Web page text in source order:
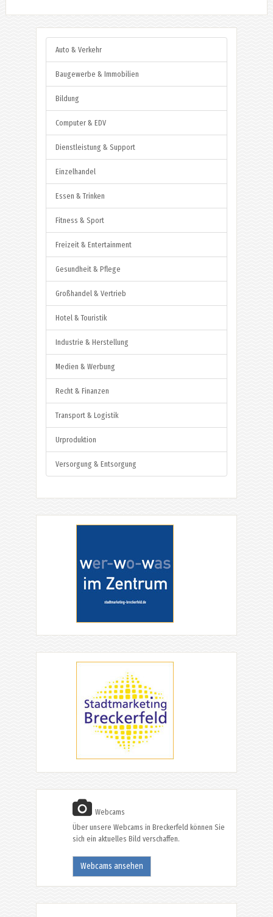
Auto & Verkehr
Baugewerbe & Immobilien
Bildung
Computer & EDV
Dienstleistung & Support
Einzelhandel
Essen & Trinken
Fitness & Sport
Freizeit & Entertainment
Gesundheit & Pflege
Großhandel & Vertrieb
Hotel & Touristik
Industrie & Herstellung
Medien & Werbung
Recht & Finanzen
Transport & Logistik
Urproduktion
Versorgung & Entsorgung
Webcams
Über unsere Webcams in Breckerfeld können Sie
sich ein aktuelles Bild verschaffen.
Webcams ansehen